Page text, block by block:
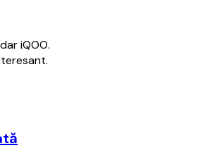
iQOO.